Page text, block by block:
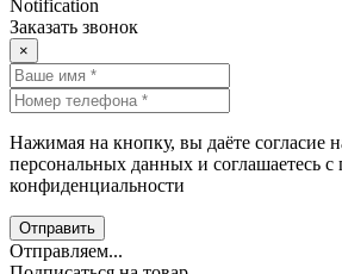
Notification
Заказать звонок
×
Нажимая на кнопку, вы даёте согласие
персональных данных и соглашаетесь с
конфиденциальности
Отправить
Отправляем...